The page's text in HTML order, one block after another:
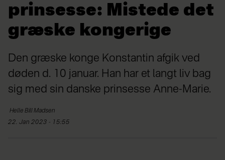
prinsesse: Mistede det
græske kongerige
Den græske konge Konstantin afgik ved
døden d. 10 januar. Han har et langt liv bag
sig med sin danske prinsesse Anne-Marie.
Helle Bill Madsen
22. Jan 2023 - 15:55